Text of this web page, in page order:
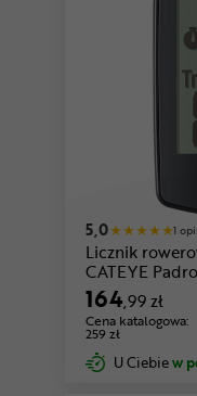
5,0 1
Licznik
CATEYE
164,99 zł
Cena katalogowa:
259 zł
U Ciebiew